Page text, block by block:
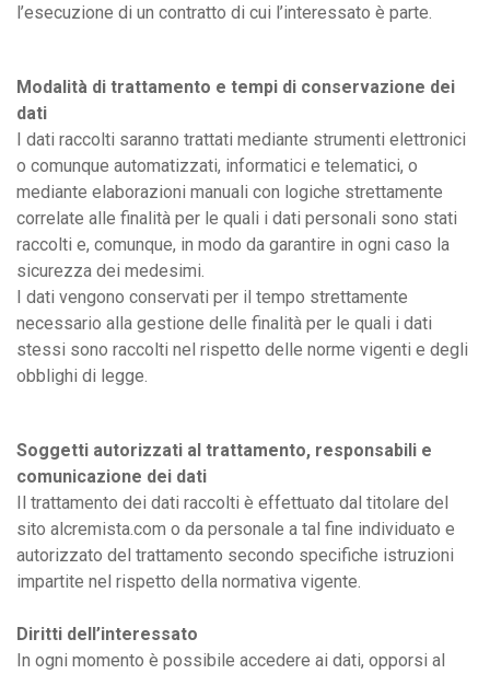
l’esecuzione di un contratto di cui l’interessato è parte.
Modalità di trattamento e tempi di conservazione dei
dati
I dati raccolti saranno trattati mediante strumenti elettronici
o comunque automatizzati, informatici e telematici, o
mediante elaborazioni manuali con logiche strettamente
correlate alle finalità per le quali i dati personali sono stati
raccolti e, comunque, in modo da garantire in ogni caso la
sicurezza dei medesimi.
I dati vengono conservati per il tempo strettamente
necessario alla gestione delle finalità per le quali i dati
stessi sono raccolti nel rispetto delle norme vigenti e degli
obblighi di legge.
Soggetti autorizzati al trattamento, responsabili e
comunicazione dei dati
Il trattamento dei dati raccolti è effettuato dal titolare del
sito alcremista.com o da personale a tal fine individuato e
autorizzato del trattamento secondo specifiche istruzioni
impartite nel rispetto della normativa vigente.
Diritti dell’interessato
In ogni momento è possibile accedere ai dati, opporsi al